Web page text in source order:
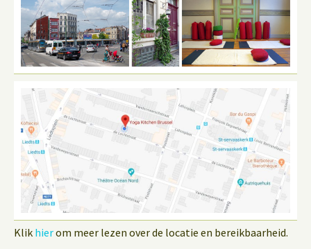
Klik hierom meer lezen over de locatie en bereikbaarheid.